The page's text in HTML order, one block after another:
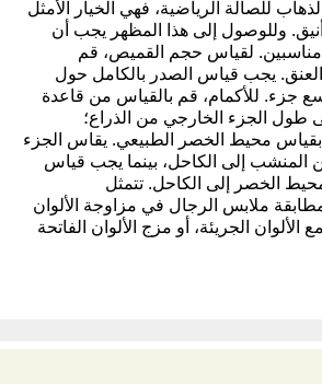
للصالة الرياضية، فهي الخيار الأمثل
وللوصول إلى هذا المظهر يجب أن
مناسبين. لقياس حجم القميص، قم
يجب قياس الصدر بالكامل حول
جزء. للأكمام، قم بالقياس من قاعدة
طول الجزء الخارجي من الذراع؛
بقياس محيط الخصر الطبيعي. يقاس الجزء
المنشب إلى الكاحل، بينما يجب قياس
الخصر إلى الكاحل. تتمثل
لمطابقة ملابس الرجال في مزاوجة الألوان
الألوان الجريئة، أو مزج الألوان الفاتحة